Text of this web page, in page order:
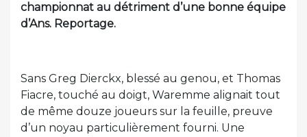
championnat au détriment d’une bonne équipe
d’Ans. Reportage.
Sans Greg Dierckx, blessé au genou, et Thomas
Fiacre, touché au doigt, Waremme alignait tout
de même douze joueurs sur la feuille, preuve
d’un noyau particulièrement fourni. Une